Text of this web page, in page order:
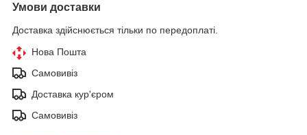
Умови доставки
Доставка здійснюється тільки по передоплаті.
Нова Пошта
Самовивіз
Доставка кур'єром
Самовивіз